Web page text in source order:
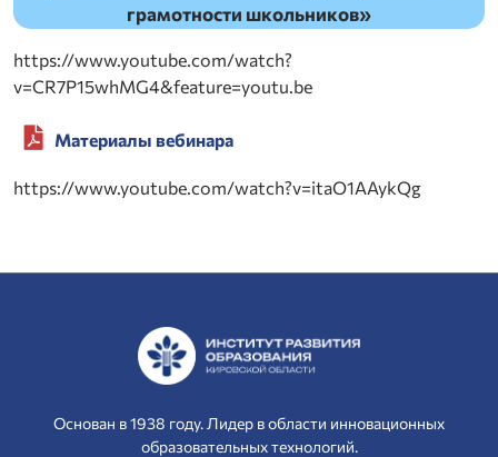
грамотности школьников»
https://www.youtube.com/watch?
v=CR7P15whMG4&feature=youtu.be
Материалы вебинара
https://www.youtube.com/watch?v=itaO1AAykQg
Основан в 1938 году. Лидер в области инновационных
образовательных технологий.